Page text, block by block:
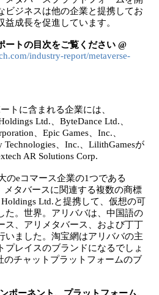
ビジネスは他の企業と提携してお
成長を促進しています。
ートの目次をご覧ください @
industry-report/metaverse-
に含まれる企業には、
Ltd.、ByteDance Ltd.、
、Epic Games、Inc.、
、Inc.、LilithGamesが
AR Solutions Corp.
eコマース企業の1つである
メタバースに関連する複数の商標
Ltd.と提携して、仮想の可
た。世界。アリババは、中国語の
ス、アリメタバース、および丁丁
いました。淘宝網はアリババの主
プレイスのブランドになるでしょ
のチャットプラットフォームのブ